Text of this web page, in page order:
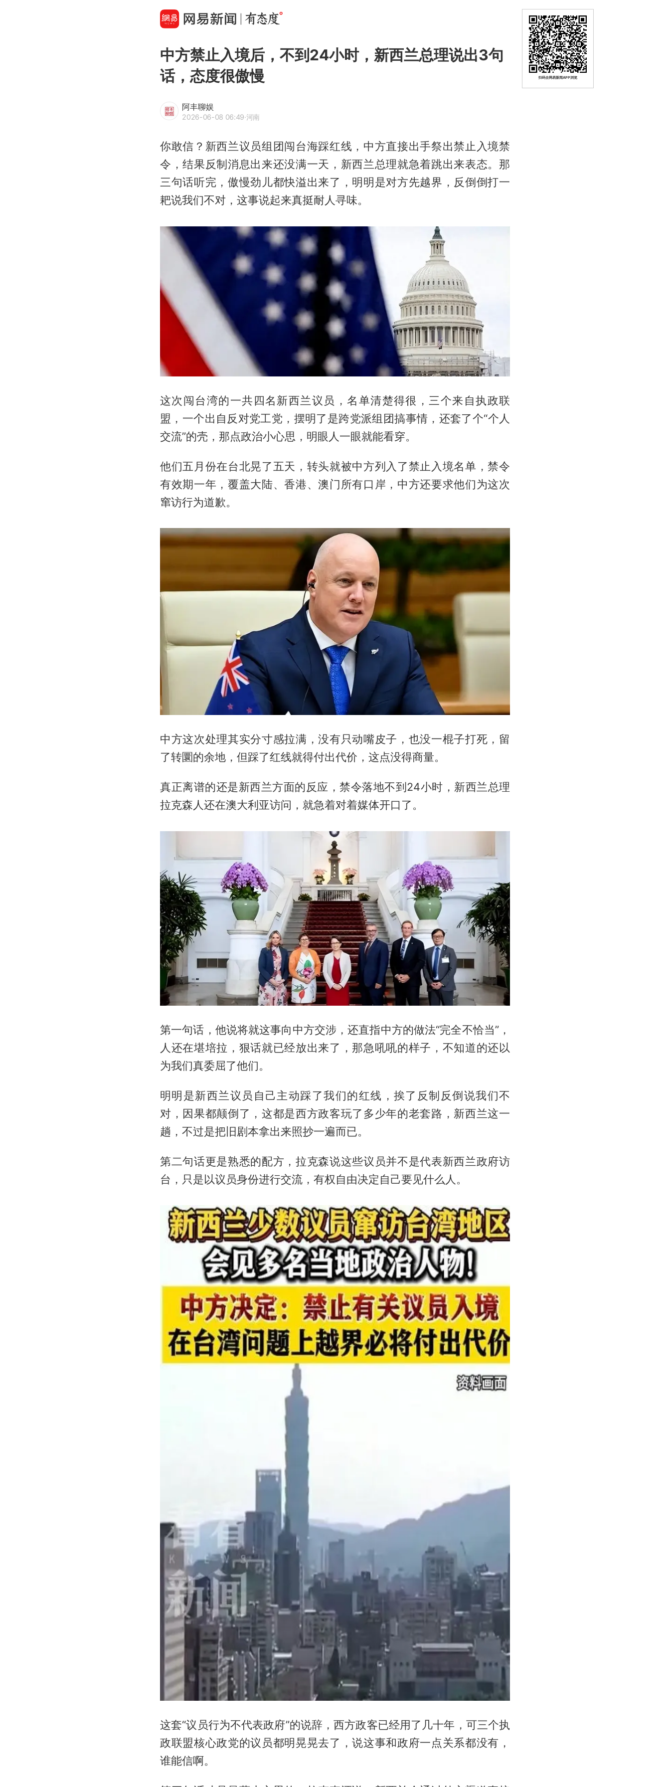
中方禁止入境后，不到24小时，新西兰总理说出3句
话，态度很傲慢
阿丰聊娱
2026-06-08 06:49·河南
你敢信？新西兰议员组团闯台海踩红线，中方直接出手祭出禁止入境禁
令，结果反制消息出来还没满一天，新西兰总理就急着跳出来表态。那
三句话听完，傲慢劲儿都快溢出来了，明明是对方先越界，反倒倒打一
耙说我们不对，这事说起来真挺耐人寻味。
这次闯台湾的一共四名新西兰议员，名单清楚得很，三个来自执政联
盟，一个出自反对党工党，摆明了是跨党派组团搞事情，还套了个“个人
交流”的壳，那点政治小心思，明眼人一眼就能看穿。
他们五月份在台北晃了五天，转头就被中方列入了禁止入境名单，禁令
有效期一年，覆盖大陆、香港、澳门所有口岸，中方还要求他们为这次
窜访行为道歉。
中方这次处理其实分寸感拉满，没有只动嘴皮子，也没一棍子打死，留
了转圜的余地，但踩了红线就得付出代价，这点没得商量。
真正离谱的还是新西兰方面的反应，禁令落地不到24小时，新西兰总理
拉克森人还在澳大利亚访问，就急着对着媒体开口了。
第一句话，他说将就这事向中方交涉，还直指中方的做法“完全不恰当”，
人还在堪培拉，狠话就已经放出来了，那急吼吼的样子，不知道的还以
为我们真委屈了他们。
明明是新西兰议员自己主动踩了我们的红线，挨了反制反倒说我们不
对，因果都颠倒了，这都是西方政客玩了多少年的老套路，新西兰这一
趟，不过是把旧剧本拿出来照抄一遍而已。
第二句话更是熟悉的配方，拉克森说这些议员并不是代表新西兰政府访
台，只是以议员身份进行交流，有权自由决定自己要见什么人。
这套“议员行为不代表政府”的说辞，西方政客已经用了几十年，可三个执
政联盟核心政党的议员都明晃晃去了，说这事和政府一点关系都没有，
谁能信啊。
扫码去网易新闻APP浏览